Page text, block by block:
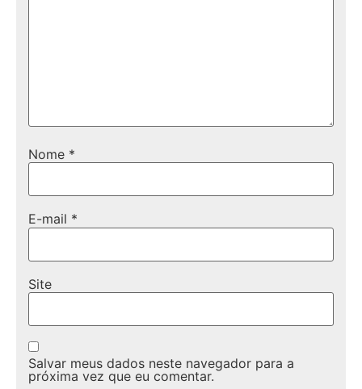
Nome *
E-mail *
Site
Salvar meus dados neste navegador para a
próxima vez que eu comentar.